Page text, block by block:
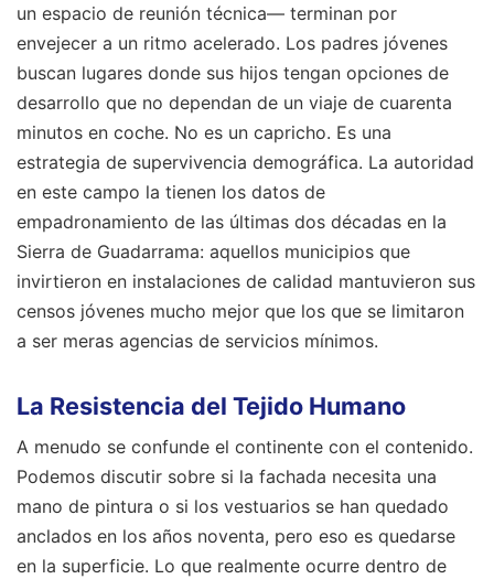
un espacio de reunión técnica— terminan por
envejecer a un ritmo acelerado. Los padres jóvenes
buscan lugares donde sus hijos tengan opciones de
desarrollo que no dependan de un viaje de cuarenta
minutos en coche. No es un capricho. Es una
estrategia de supervivencia demográfica. La autoridad
en este campo la tienen los datos de
empadronamiento de las últimas dos décadas en la
Sierra de Guadarrama: aquellos municipios que
invirtieron en instalaciones de calidad mantuvieron sus
censos jóvenes mucho mejor que los que se limitaron
a ser meras agencias de servicios mínimos.
La Resistencia del Tejido Humano
A menudo se confunde el continente con el contenido.
Podemos discutir sobre si la fachada necesita una
mano de pintura o si los vestuarios se han quedado
anclados en los años noventa, pero eso es quedarse
en la superficie. Lo que realmente ocurre dentro de